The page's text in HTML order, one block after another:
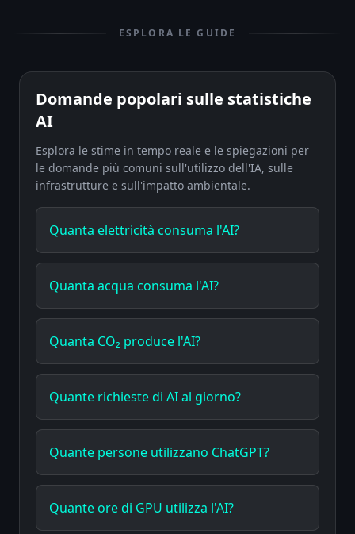
ESPLORA LE GUIDE
Domande popolari sulle statistiche
AI
Esplora le stime in tempo reale e le spiegazioni per
le domande più comuni sull'utilizzo dell'IA, sulle
infrastrutture e sull'impatto ambientale.
Quanta elettricità consuma l'AI?
Quanta acqua consuma l'AI?
Quanta CO₂ produce l'AI?
Quante richieste di AI al giorno?
Quante persone utilizzano ChatGPT?
Quante ore di GPU utilizza l'AI?